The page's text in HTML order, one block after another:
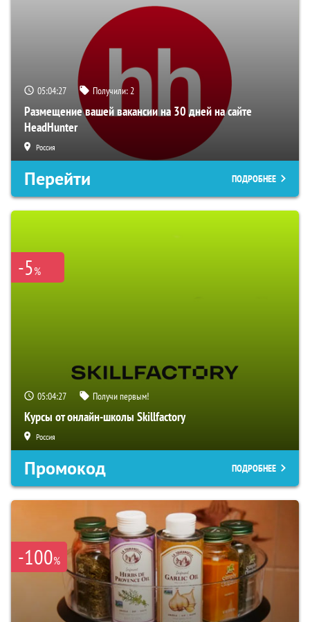
05:04:26 Получили:2
Размещение вашей вакансии на 30 дней на сайте
HeadHunter
Россия
Перейти ПОДРОБНЕЕ
-5%
05:04:26 Получи первым!
Курсы от онлайн-школы Skillfactory
Россия
Промокод ПОДРОБНЕЕ
-100%